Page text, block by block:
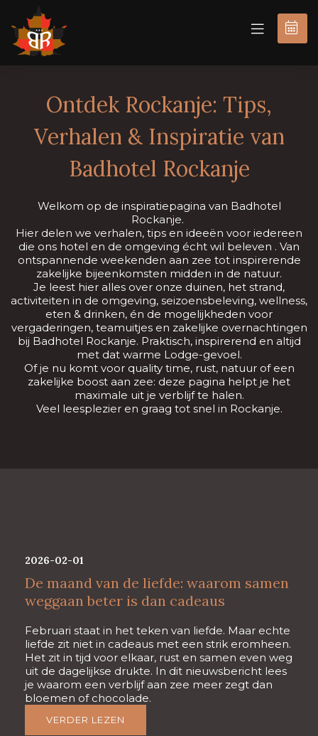
Ontdek Rockanje: Tips,
Verhalen & Inspiratie van
Badhotel Rockanje
Welkom op de inspiratiepagina van Badhotel
Rockanje.
Hier delen we verhalen, tips en ideeën voor iedereen
die ons hotel en de omgeving écht wil beleven . Van
ontspannende weekenden aan zee tot inspirerende
zakelijke bijeenkomsten midden in de natuur.
Je leest hier alles over onze duinen, het strand,
activiteiten in de omgeving, seizoensbeleving, wellness,
eten & drinken, én de mogelijkheden voor
vergaderingen, teamuitjes en zakelijke overnachtingen
bij Badhotel Rockanje. Praktisch, inspirerend en altijd
met dat warme Lodge-gevoel.
Of je nu komt voor quality time, rust, natuur of een
zakelijke boost aan zee: deze pagina helpt je het
maximale uit je verblijf te halen.
Veel leesplezier en graag tot snel in Rockanje.
2026-02-01
De maand van de liefde: waarom samen
weggaan beter is dan cadeaus
Februari staat in het teken van liefde. Maar echte
liefde zit niet in cadeaus met een strik eromheen.
Het zit in tijd voor elkaar, rust en samen even weg
uit de dagelijkse drukte. In dit nieuwsbericht lees
je waarom een verblijf aan zee meer zegt dan
bloemen of chocolade.
VERDER LEZEN